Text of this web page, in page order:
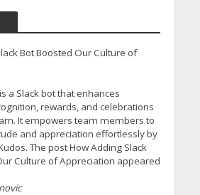
Bot Boosted Our Culture of
a Slack bot that enhances
rewards, and celebrations
It empowers team members to
and appreciation effortlessly by
The post How Adding Slack
Culture of Appreciation appeared